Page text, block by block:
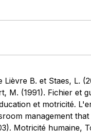
B. et Staes, L.
M. (1991). Fichier et
et motricité.
management
Motricité humaine,